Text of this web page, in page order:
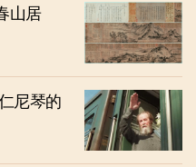
山居
尼琴的